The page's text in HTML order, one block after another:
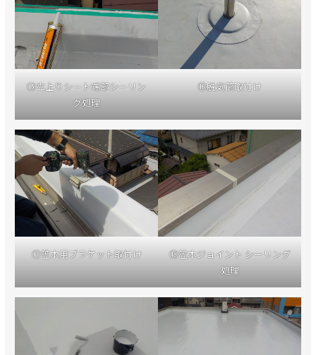
⑮立上りシート端部シーリン
グ処理
⑯脱気筒取付け
⑰笠木用ブラケット取付け
⑱笠木ジョイント シーリング
処理